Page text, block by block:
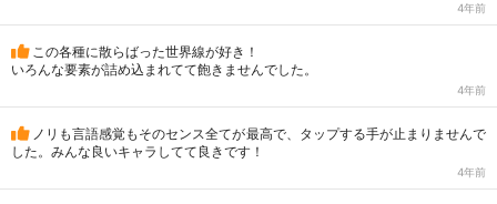
4年前
この各種に散らばった世界線が好き！
いろんな要素が詰め込まれてて飽きませんでした。
4年前
ノリも言語感覚もそのセンス全てが最高で、タップする手が止まりませんで
した。みんな良いキャラしてて良きです！
4年前